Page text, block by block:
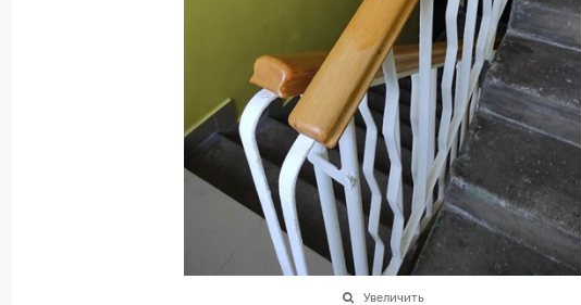
Увеличить